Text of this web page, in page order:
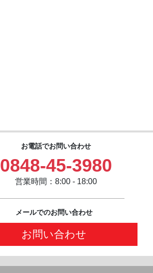
お電話でお問い合わせ
0848-45-3980
営業時間：8:00 - 18:00
メールでのお問い合わせ
お問い合わせ